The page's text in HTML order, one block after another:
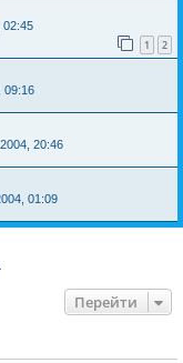
02:45
1 2
09:16
20:46
01:09
Перейти